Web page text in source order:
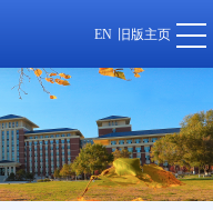
EN 旧版主页